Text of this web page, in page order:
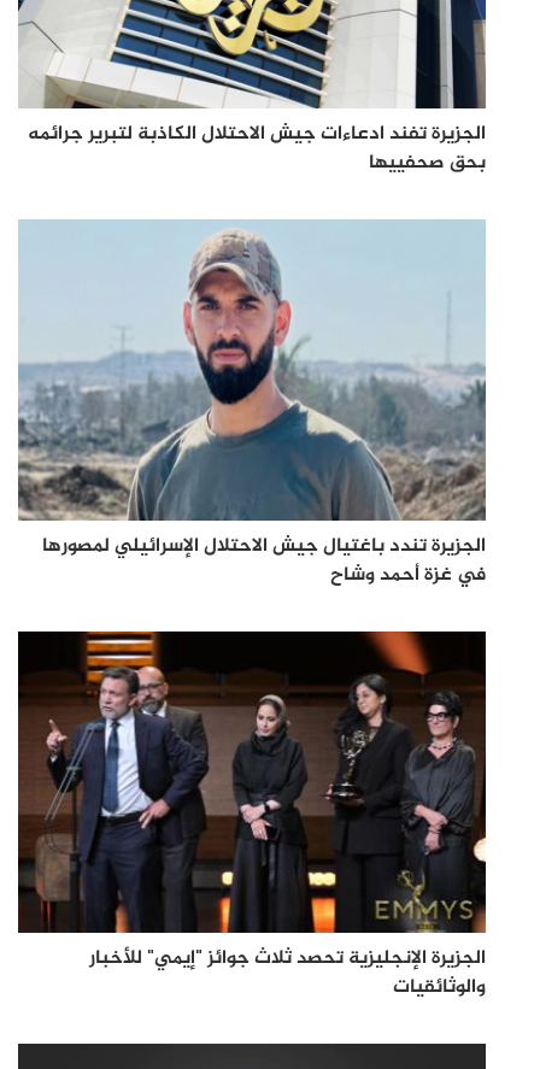
الجزيرة تفند ادعاءات جيش الاحتلال الكاذبة لتبرير جرائمه
بحق صحفييها
الجزيرة تندد باغتيال جيش الاحتلال الإسرائيلي لمصورها
في غزة أحمد وشاح
الجزيرة الإنجليزية تحصد ثلاث جوائز "إيمي" للأخبار
والوثائقيات